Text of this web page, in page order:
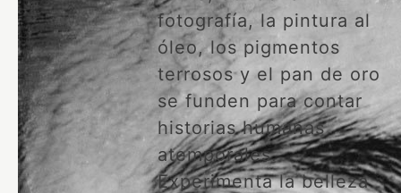
fotografía, la pintura al
óleo, los pigmentos
terrosos y el pan de oro
se funden para contar
historias humanas
atemporales.
Experimenta la belleza